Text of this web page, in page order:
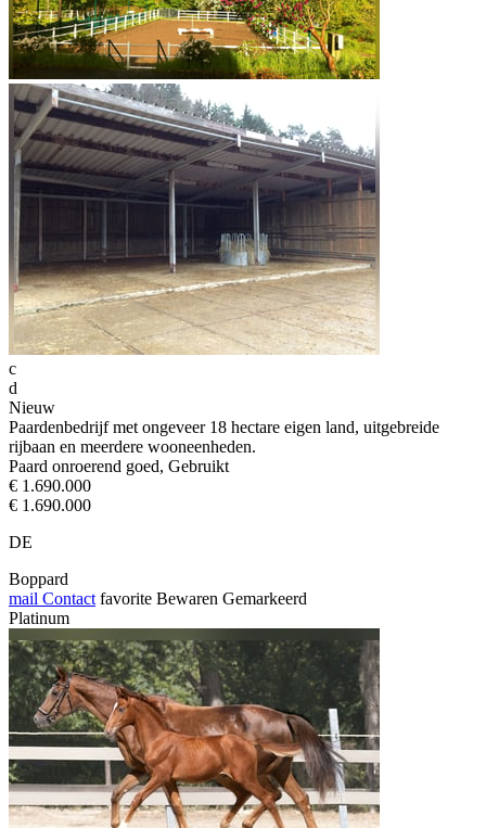
c
d
Nieuw
Paardenbedrijf met ongeveer 18 hectare eigen land, uitgebreide
rijbaan en meerdere wooneenheden.
Paard onroerend goed, Gebruikt
€ 1.690.000
€ 1.690.000
DE
Boppard
mail Contact favorite Bewaren Gemarkeerd
Platinum